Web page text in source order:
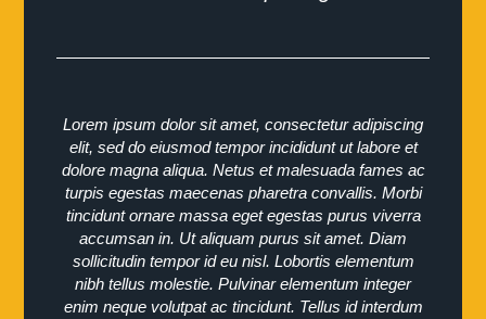
Lorem ipsum dolor sit amet, consectetur adipiscing
elit, sed do eiusmod tempor incididunt ut labore et
dolore magna aliqua. Netus et malesuada fames ac
turpis egestas maecenas pharetra convallis. Morbi
tincidunt ornare massa eget egestas purus viverra
accumsan in. Ut aliquam purus sit amet. Diam
sollicitudin tempor id eu nisl. Lobortis elementum
nibh tellus molestie. Pulvinar elementum integer
enim neque volutpat ac tincidunt. Tellus id interdum